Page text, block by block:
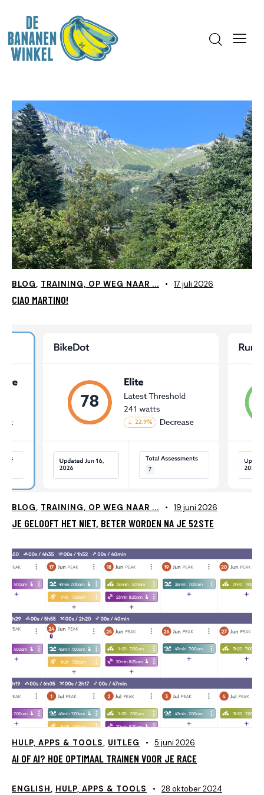
BLOG, TRAINING, OP WEG NAAR ... 17 juli 2026
CIAO MARTINO!
BLOG, TRAINING, OP WEG NAAR ... 19 juni 2026
JE GELOOFT HET NIET, BETER WORDEN NA JE 52STE
HULP, APPS & TOOLS, UITLEG 5 juni 2026
AI OF AI? HOE OPTIMAAL TRAINEN VOOR JE RACE
ENGLISH, HULP, APPS & TOOLS 28 oktober 2024